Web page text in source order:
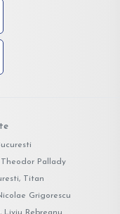
Pallady
Titan
Grigorescu